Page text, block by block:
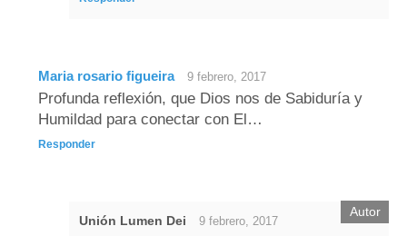
Maria rosario figueira 9 febrero, 2017
Profunda reflexión, que Dios nos de Sabiduría y
Humildad para conectar con El…
Responder
Unión Lumen Dei 9 febrero, 2017